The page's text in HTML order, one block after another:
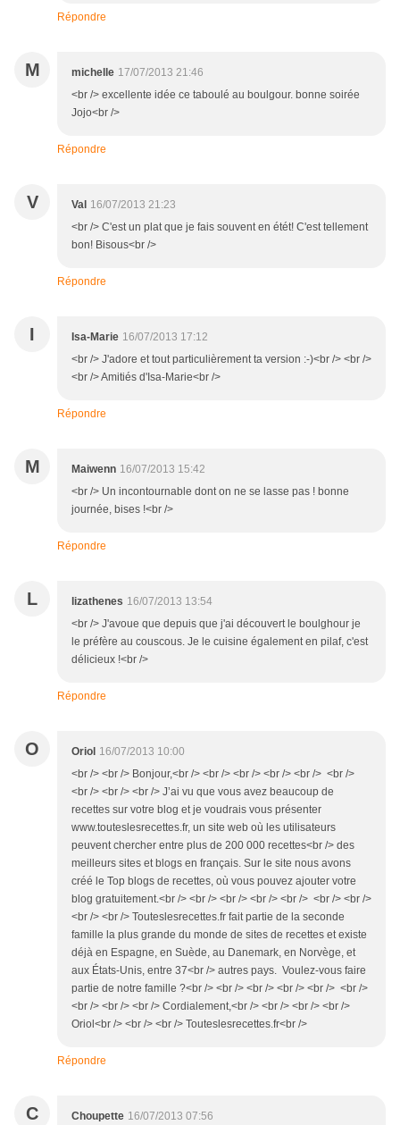
Répondre
M michelle 17/07/2013 21:46
<br /> excellente idée ce taboulé au boulgour. bonne soirée
Jojo<br />
Répondre
V Val 16/07/2013 21:23
<br /> C'est un plat que je fais souvent en étét! C'est tellement
bon! Bisous<br />
Répondre
I Isa-Marie 16/07/2013 17:12
<br /> J'adore et tout particulièrement ta version :-)<br /> <br />
<br /> Amitiés d'Isa-Marie<br />
Répondre
M Maiwenn 16/07/2013 15:42
<br /> Un incontournable dont on ne se lasse pas ! bonne
journée, bises !<br />
Répondre
L lizathenes 16/07/2013 13:54
<br /> J'avoue que depuis que j'ai découvert le boulghour je
le préfère au couscous. Je le cuisine également en pilaf, c'est
délicieux !<br />
Répondre
O Oriol 16/07/2013 10:00
<br /> <br /> Bonjour,<br /> <br /> <br /> <br /> <br /> <br />
<br /> <br /> <br /> J’ai vu que vous avez beaucoup de
recettes sur votre blog et je voudrais vous présenter
www.touteslesrecettes.fr, un site web où les utilisateurs
peuvent chercher entre plus de 200 000 recettes<br /> des
meilleurs sites et blogs en français. Sur le site nous avons
créé le Top blogs de recettes, où vous pouvez ajouter votre
blog gratuitement.<br /> <br /> <br /> <br /> <br /> <br /> <br />
<br /> <br /> Touteslesrecettes.fr fait partie de la seconde
famille la plus grande du monde de sites de recettes et existe
déjà en Espagne, en Suède, au Danemark, en Norvège, et
aux États-Unis, entre 37<br /> autres pays. Voulez-vous faire
partie de notre famille ?<br /> <br /> <br /> <br /> <br /> <br />
<br /> <br /> <br /> Cordialement,<br /> <br /> <br /> <br />
Oriol<br /> <br /> <br /> Touteslesrecettes.fr<br />
Répondre
C Choupette 16/07/2013 07:56